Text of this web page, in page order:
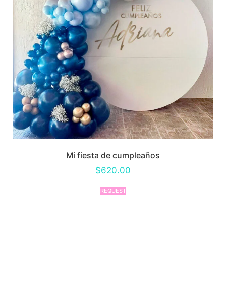
Mi fiesta de cumpleaños
$620.00
REQUEST